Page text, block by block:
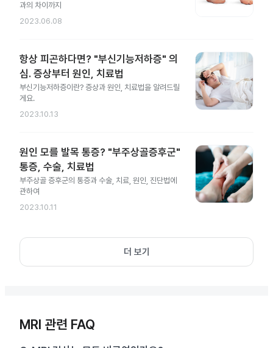
과의 차이까지
2023.06.08
항상 피곤하다면? "부신기능저하증" 의
심. 증상부터 원인, 치료법
부신기능저하증이란? 증상과 원인, 치료법을 알려드릴
게요.
2023.10.13
원인 모를 발목 통증? "부주상골증후군"
통증, 수술, 치료법
부주상골 증후군의 통증과 수술, 치료, 원인, 진단법에
관하여
2023.10.11
더 보기
MRI 관련 FAQ